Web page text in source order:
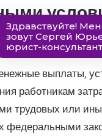
выплаты,
работникам
трудовых или
федеральными